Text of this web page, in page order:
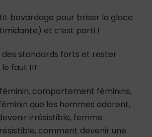
bavardage pour briser la glace
et c’est parti !
des standards forts et rester
faut !!!
comportement féminins,
que les hommes adorent,
irrésistible, femme
comment devenir une